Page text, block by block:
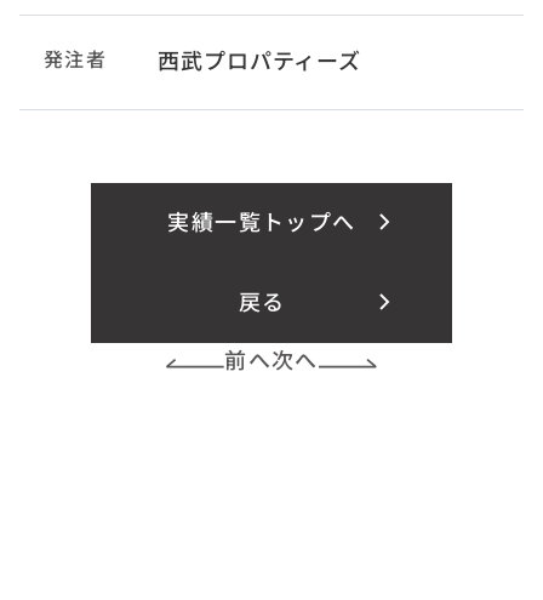
発注者 西武プロパティーズ
実績一覧トップへ
戻る
前へ次へ